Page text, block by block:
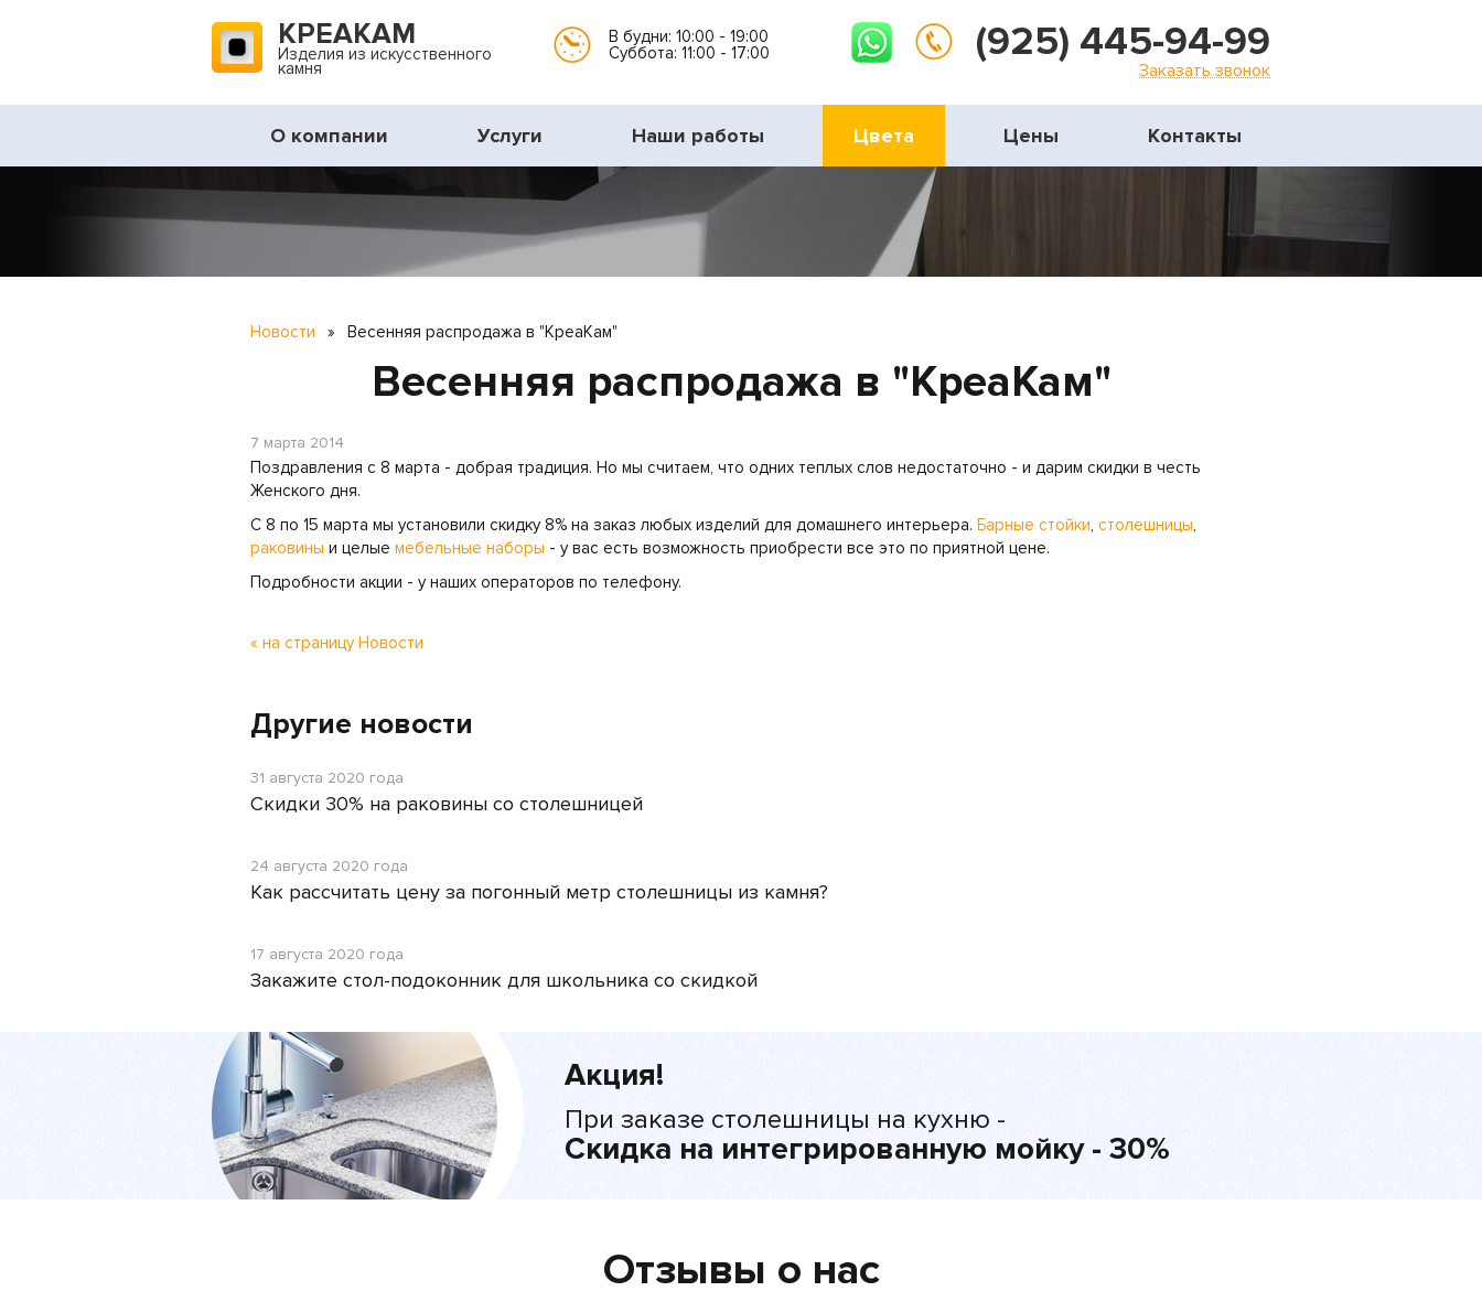
КРЕАКАМ
Изделия из искусственного
камня
В будни: 10:00 - 19:00
Суббота: 11:00 - 17:00
(925) 445-94-99
Заказать звонок
О компании Услуги Наши работы Цвета Цены Контакты
Новости » Весенняя распродажа в "КреаКам"
Весенняя распродажа в "КреаКам"
7 марта 2014
Поздравления с 8 марта - добрая традиция. Но мы считаем, что одних теплых слов недостаточно - и дарим скидки в честь
Женского дня.
С 8 по 15 марта мы установили скидку 8% на заказ любых изделий для домашнего интерьера. Барные стойки, столешницы,
раковины и целые мебельные наборы - у вас есть возможность приобрести все это по приятной цене.
Подробности акции - у наших операторов по телефону.
« на страницу Новости
Другие новости
31 августа 2020 года
Скидки 30% на раковины со столешницей
24 августа 2020 года
Как рассчитать цену за погонный метр столешницы из камня?
17 августа 2020 года
Закажите стол-подоконник для школьника со скидкой
Акция!
При заказе столешницы на кухню -
Скидка на интегрированную мойку - 30%
Отзывы о нас